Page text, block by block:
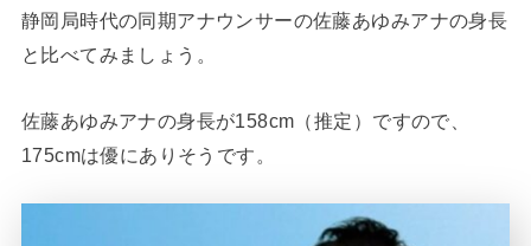
静岡局時代の同期アナウンサーの佐藤あゆみアナの身長
と比べてみましょう。
佐藤あゆみアナの身長が158cm（推定）ですので、
175cmは優にありそうです。